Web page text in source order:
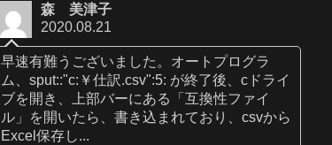
森 美津子
2020.08.21
早速有難うございました。オートプログラ
ム、sput::"c:￥仕訳.csv":5: が終了後、cドライ
ブを開き、上部バーにある「互換性ファイ
ル」を開いたら、書き込まれており、csvから
Excel保存し...